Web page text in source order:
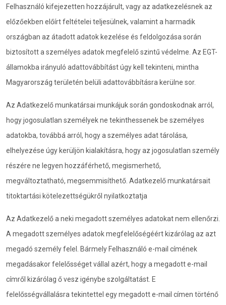
Felhasználó kifejezetten hozzájárult, vagy az adatkezelésnek az
előzőekben előírt feltételei teljesülnek, valamint a harmadik
országban az átadott adatok kezelése és feldolgozása során
biztosított a személyes adatok megfelelő szintű védelme. Az EGT-
államokba irányuló adattovábbítást úgy kell tekinteni, mintha
Magyarország területén belüli adattovábbításra kerülne sor.
Az Adatkezelő munkatársai munkájuk során gondoskodnak arról,
hogy jogosulatlan személyek ne tekinthessenek be személyes
adatokba, továbbá arról, hogy a személyes adat tárolása,
elhelyezése úgy kerüljön kialakításra, hogy az jogosulatlan személy
részére ne legyen hozzáférhető, megismerhető,
megváltoztatható, megsemmisíthető. Adatkezelő munkatársait
titoktartási kötelezettségükről nyilatkoztatja
Az Adatkezelő a neki megadott személyes adatokat nem ellenőrzi.
A megadott személyes adatok megfelelőségéért kizárólag az azt
megadó személy felel. Bármely Felhasználó e-mail címének
megadásakor felelősséget vállal azért, hogy a megadott e-mail
címről kizárólag ő vesz igénybe szolgáltatást. E
felelősségvállalásra tekintettel egy megadott e-mail címen történő